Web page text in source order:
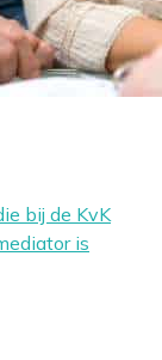
bij de KvK
is